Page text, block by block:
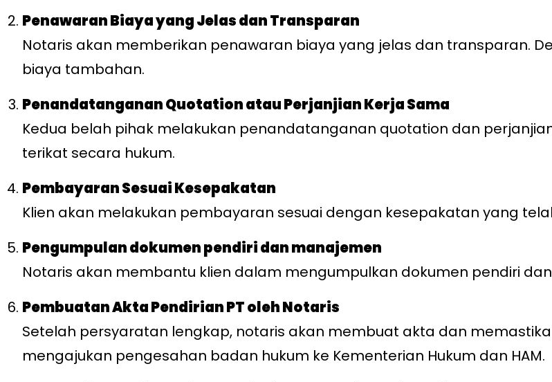
Penawaran Biaya yang Jelas dan Transparan
Notaris akan memberikan penawaran biaya yang jelas dan transparan.
biaya tambahan.
Penandatanganan Quotation atau Perjanjian Kerja Sama
Kedua belah pihak melakukan penandatanganan quotation dan
terikat secara hukum.
Pembayaran Sesuai Kesepakatan
Klien akan melakukan pembayaran sesuai dengan kesepakatan yang
Pengumpulan dokumen pendiri dan manajemen
Notaris akan membantu klien dalam mengumpulkan dokumen pendiri
Pembuatan Akta Pendirian PT oleh Notaris
Setelah persyaratan lengkap, notaris akan membuat akta dan
mengajukan pengesahan badan hukum ke Kementerian Hukum dan HAM.